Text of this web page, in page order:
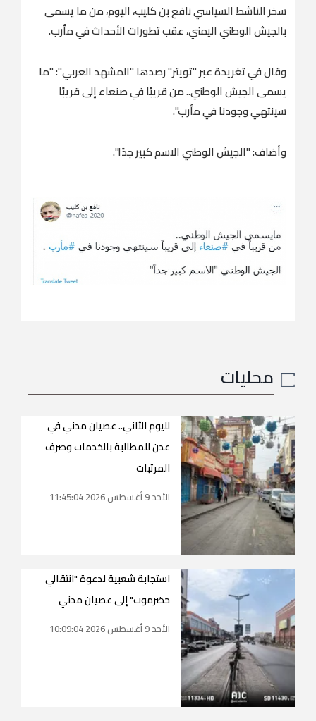
سخر الناشط السياسي نافع بن كليب، اليوم، من ما يسمى
بالجيش الوطني اليمني، عقب تطورات الأحداث في مأرب.
وقال في تغريدة عبر "تويتر" رصدها "المشهد العربي": "ما
يسمى الجيش الوطني.. من قريبًا في صنعاء إلى قريبًا
سينتهي وجودنا في مأرب".
وأضاف: "الجيش الوطني الاسم كبير جدًا".
محليات
لليوم الثاني.. عصيان مدني في
عدن للمطالبة بالخدمات وصرف
المرتبات
الأحد 9 أغسطس 2026 11:45:04
استجابة شعبية لدعوة "انتقالي
حضرموت" إلى عصيان مدني
الأحد 9 أغسطس 2026 10:09:04